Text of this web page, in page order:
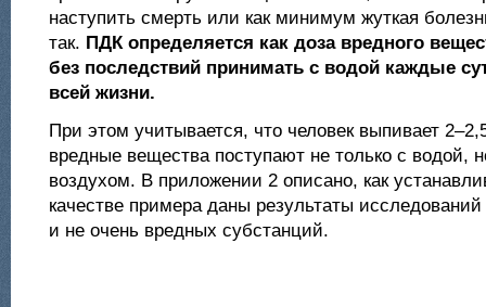
наступить смерть или как минимум жуткая
так. ПДК определяется как доза вредного
без последствий принимать с водой каждые
всей жизни.
При этом учитывается, что человек выпивает
вредные вещества поступают не только с водой,
воздухом. В приложении 2 описано, как
качестве примера даны результаты
и не очень вредных субстанций.